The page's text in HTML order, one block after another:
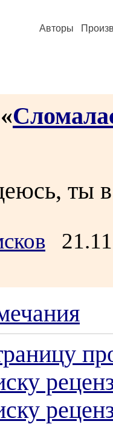
Авторы
ты